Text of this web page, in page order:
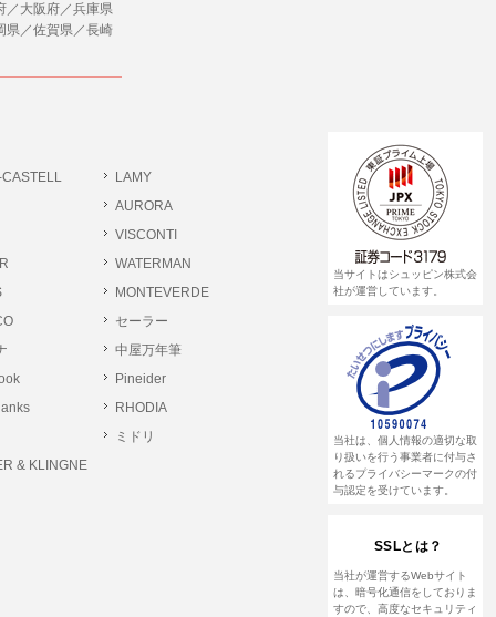
加又は削除，利用の停止，消去及び第三
。また当社の個人情報の取り扱いに関
人情報相談窓口
／大阪府／兵庫県
県／佐賀県／長崎
LAMY
AURORA
VISCONTI
WATERMAN
MONTEVERDE
セーラー
中屋万年筆
Pineider
RHODIA
ミドリ
& KLINGNE
当サイトはシュッピン株式会
社が運営しています。
当社は、個人情報の適切な取
り扱いを行う事業者に付与さ
れるプライバシーマークの付
与認定を受けています。
SSLとは？
当社が運営するWebサイト
は、暗号化通信をしておりま
すので、高度なセキュリティ